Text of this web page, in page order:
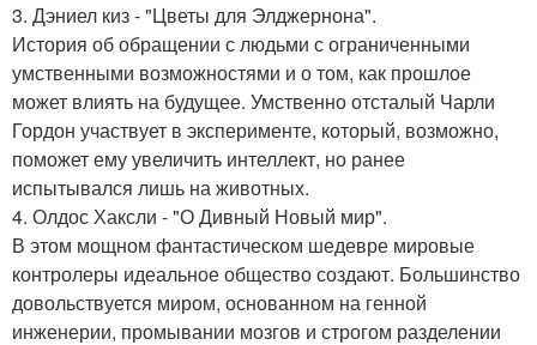
3. Дэниел киз - "Цветы для Элджернона".
История об обращении с людьми с ограниченными
умственными возможностями и о том, как прошлое
может влиять на будущее. Умственно отсталый Чарли
Гордон участвует в эксперименте, который, возможно,
поможет ему увеличить интеллект, но ранее
испытывался лишь на животных.
4. Олдос Хаксли - "О Дивный Новый мир".
В этом мощном фантастическом шедевре мировые
контролеры идеальное общество создают. Большинство
довольствуется миром, основанном на генной
инженерии, промывании мозгов и строгом разделении